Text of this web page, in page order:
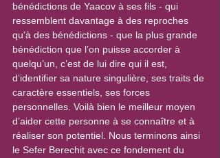
bénédictions de Yaacov à ses fils - qui
ressemblent davantage à des reproches
qu’à des bénédictions - que la plus grande
bénédiction que l’on puisse accorder à
quelqu’un, c’est de lui dire qui il est,
d’identifier sa nature singulière, ses traits de
caractère essentiels, ses forces
personnelles. Voilà bien le meilleur moyen
d’aider cette personne à se connaître et à
réaliser son potentiel. Nous terminons ainsi
le Sefer Berechit avec ce fondement du